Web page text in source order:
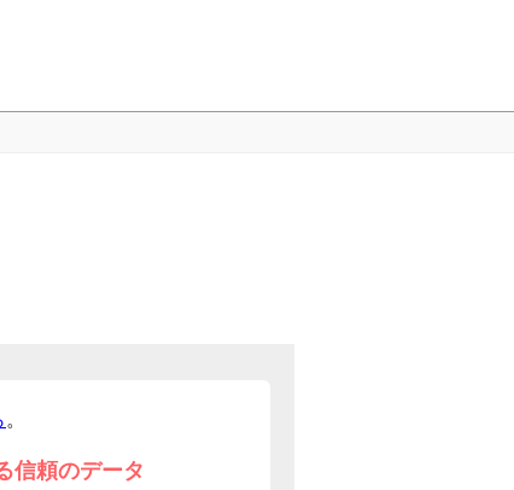
。
信頼のデータ